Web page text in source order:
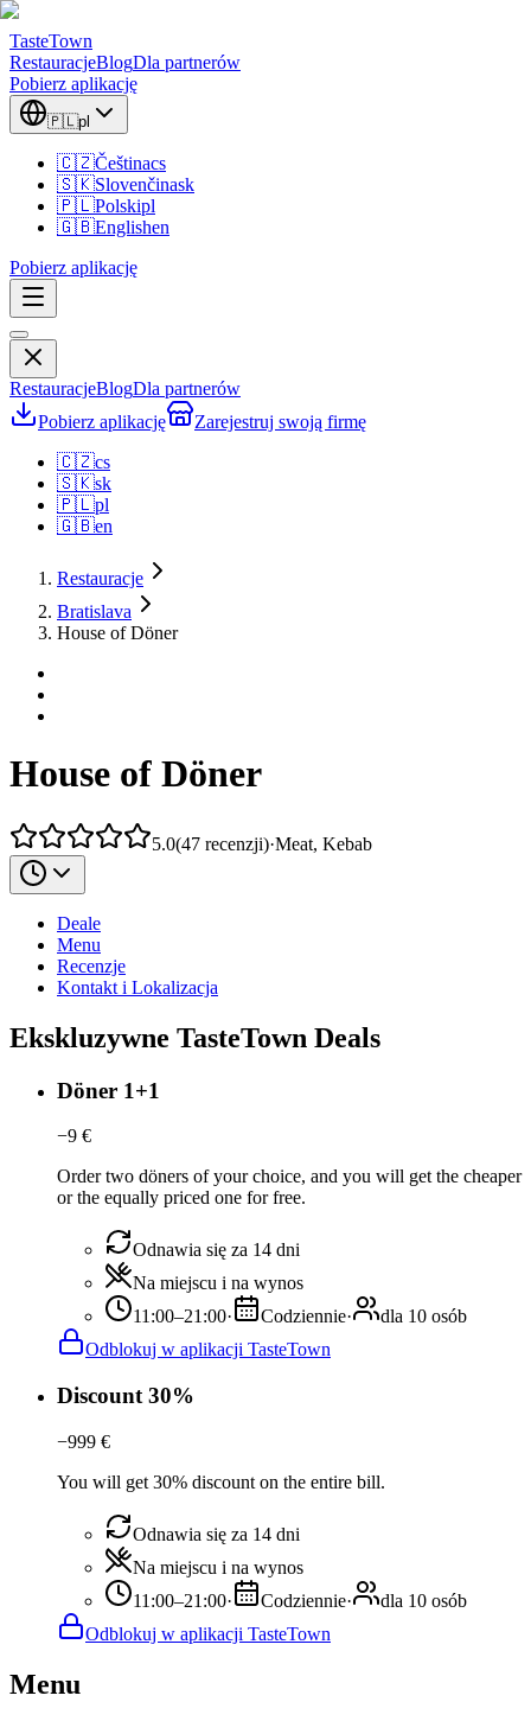
TasteTown
RestauracjeBlogDla partnerów
Pobierz aplikację
🇵🇱pl
🇨🇿Češtinacs
🇸🇰Slovenčinask
🇵🇱Polskipl
🇬🇧Englishen
Pobierz aplikację
RestauracjeBlogDla partnerów
Pobierz aplikację
Zarejestruj swoją firmę
🇨🇿cs
🇸🇰sk
🇵🇱pl
🇬🇧en
Restauracje
Bratislava
House of Döner
House of Döner
5.0(47 recenzji)·Meat, Kebab
Deale
Menu
Recenzje
Kontakt i Lokalizacja
Ekskluzywne TasteTown Deals
Döner 1+1
−9 €
Order two döners of your choice, and you will get the cheaper
or the equally priced one for free.
Odnawia się za 14 dni
Na miejscu i na wynos
11:00–21:00· Codziennie·
dla 10 osób
Odblokuj w aplikacji TasteTown
Discount 30%
−999 €
You will get 30% discount on the entire bill.
Odnawia się za 14 dni
Na miejscu i na wynos
11:00–21:00· Codziennie·
dla 10 osób
Odblokuj w aplikacji TasteTown
Menu